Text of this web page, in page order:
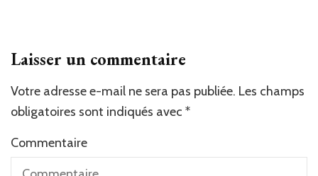
Laisser un commentaire
Votre adresse e-mail ne sera pas publiée. Les champs
obligatoires sont indiqués avec *
Commentaire